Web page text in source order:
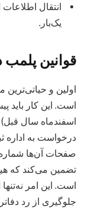
انتقال
یک‌بار.
قوانین پلمب
اولین و
است. این کار باید
اسفندماه سال قبل)
درخواست به
صفحات آن‌ها
تضمین می‌کند که
است. این امر
جلوگیری از رد